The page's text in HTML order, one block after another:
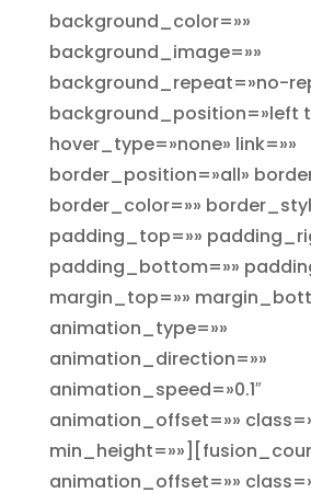
background_color=»»
background_image=»»
background_repeat=»no-
background_position=»left
hover_type=»none» link=»»
border_position=»all»
border_color=»»
padding_top=»»
padding_bottom=»»
margin_top=»»
animation_type=»»
animation_direction=»»
animation_speed=»0.1″
animation_offset=»»
animation_offset=»»